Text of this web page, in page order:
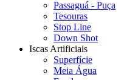
Passaguá - Puça
Tesouras
Stop Line
Down Shot
Iscas Artificiais
Superfície
Meia Água